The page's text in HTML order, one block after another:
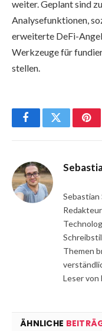
weiter. Geplant sind
Analysefunktionen,
erweiterte DeFi-
Werkzeuge für
stellen.
FacebookTwitter
Themen
Leser
ÄHNLICHE